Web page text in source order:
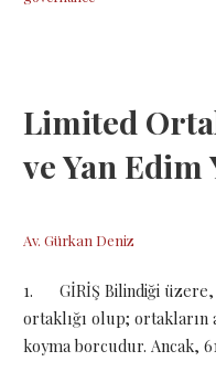
Limited
ve Yan
Av. Gürkan Deniz
1. GİRİŞ Bilindiği üzere,
ortaklığı olup;
koyma borcudur. Ancak,